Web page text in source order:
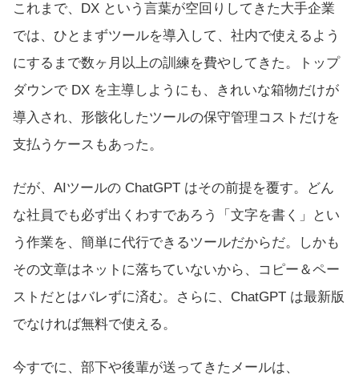
これまで、DX という言葉が空回りしてきた大手企業
では、ひとまずツールを導入して、社内で使えるよう
にするまで数ヶ月以上の訓練を費やしてきた。トップ
ダウンで DX を主導しようにも、きれいな箱物だけが
導入され、形骸化したツールの保守管理コストだけを
支払うケースもあった。
だが、AIツールの ChatGPT はその前提を覆す。どん
な社員でも必ず出くわすであろう「文字を書く」とい
う作業を、簡単に代行できるツールだからだ。しかも
その文章はネットに落ちていないから、コピー＆ペー
ストだとはバレずに済む。さらに、ChatGPT は最新版
でなければ無料で使える。
今すでに、部下や後輩が送ってきたメールは、